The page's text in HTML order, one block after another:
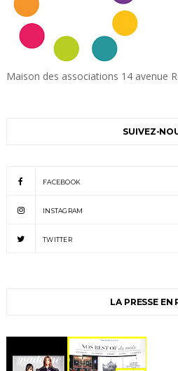
Maison des associations 14 avenue
SUIVEZ-
FACEBOOK
INSTAGRAM
TWITTER
LA PRESSE EN